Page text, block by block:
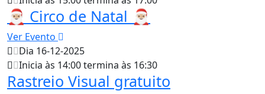
🎅🏼 Circo de Natal 🎅🏼
Ver Evento
Dia 16-12-2025
Inicia às 14:00 termina às 16:30
Rastreio Visual gratuito